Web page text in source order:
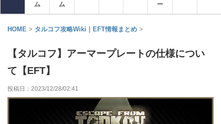
ム
ム
ー
HOME > タルコフ攻略Wiki｜EFT情報まとめ >
【タルコフ】アーマープレートの仕様につい
て【EFT】
投稿日： 2023/12/28/02:41